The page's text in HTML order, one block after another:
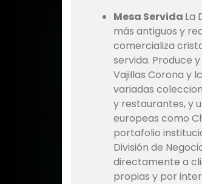
Mesa Servida La
más antiguos y
comercializa
servida. Produce
Vajillas Corona y
variadas
y restaurantes, y
europeas como
portafolio
División de
directamente a
propias y por